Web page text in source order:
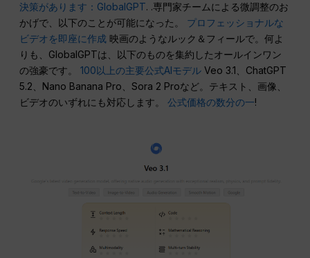
決策があります：GlobalGPT. .専門家チームによる微調整のお
かげで、以下のことが可能になった。 プロフェッショナルな
ビデオを即座に作成 映画のようなルック＆フィールで。何よ
りも、GlobalGPTは、以下のものを集約したオールインワン
の強豪です。100以上の主要公式AIモデル Veo 3.1、ChatGPT
5.2、Nano Banana Pro、Sora 2 Proなど。テキスト、画像、
ビデオのいずれにも対応します。公式価格の数分の一!